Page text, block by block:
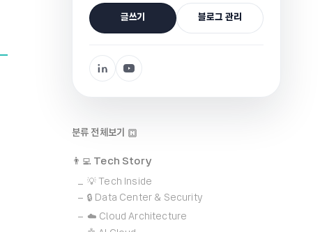
글쓰기 블로그 관리
분류 전체보기
👨‍💻 Tech Story
💡 Tech Inside
🔒 Data Center & Security
☁️ Cloud Architecture